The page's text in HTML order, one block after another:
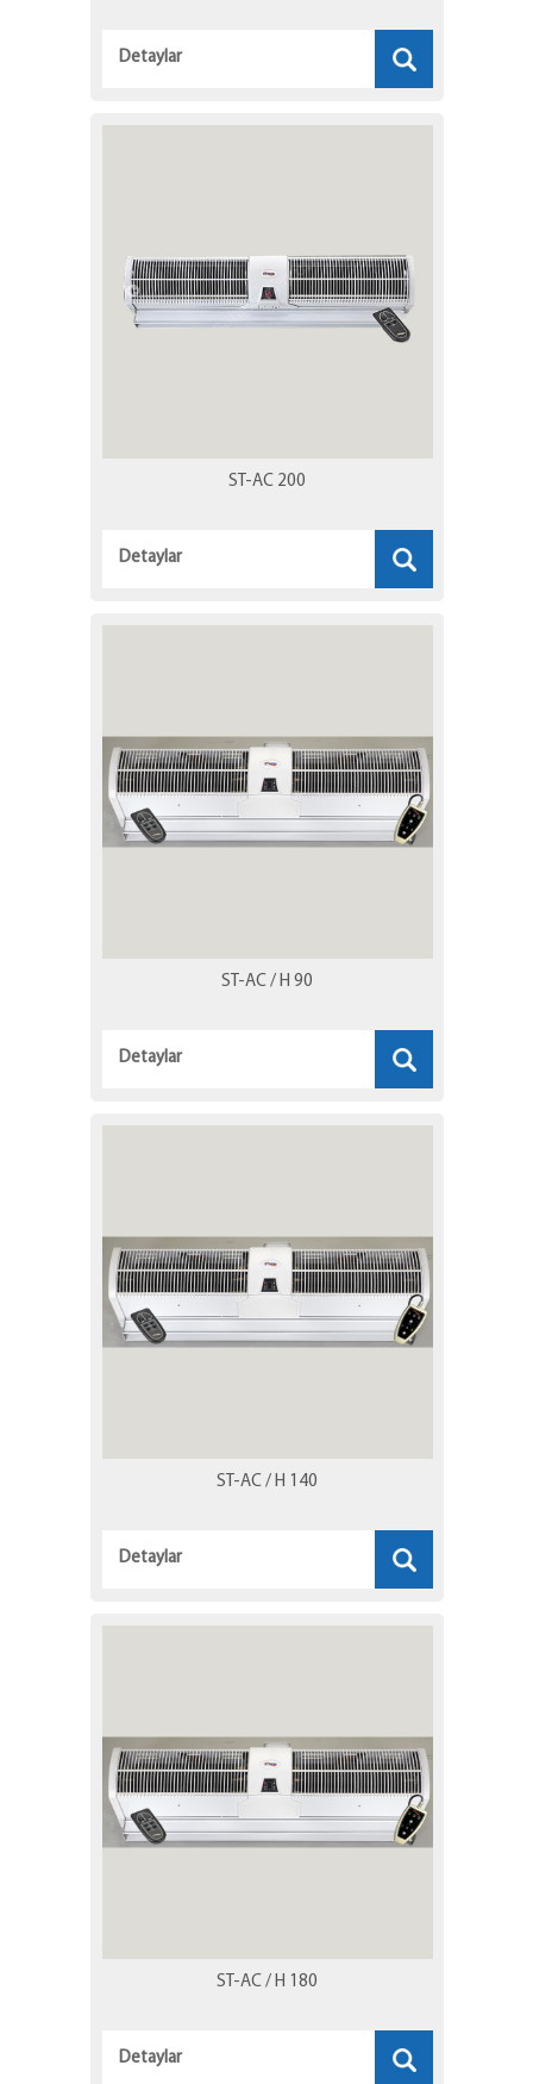
Detaylar
ST-AC 200
Detaylar
ST-AC / H 90
Detaylar
ST-AC / H 140
Detaylar
ST-AC / H 180
Detaylar